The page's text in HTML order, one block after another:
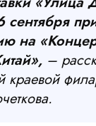
сентября
на
–
краевой